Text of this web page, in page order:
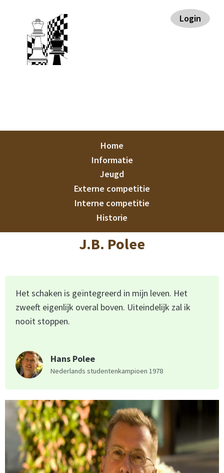
hoofdnavigatie
sidebar
voettekst
Login
Home
Informatie
Jeugd
Externe competitie
Interne competitie
Historie
J.B. Polee
Het schaken is geïntegreerd in mijn leven. Het
zweeft eigenlijk overal boven. Uiteindelijk zal ik
nooit stoppen.
Hans Polee
Nederlands studentenkampioen 1978